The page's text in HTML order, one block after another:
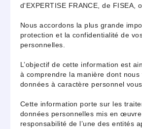
d'EXPERTISE FRANCE, de FISEA,
Nous accordons la plus grande
protection et la confidentialité de
personnelles.
L’objectif de cette information est
à comprendre la manière dont nous
données à caractère personnel
Cette information porte sur les
données personnelles mis en
responsabilité de l’une des entités